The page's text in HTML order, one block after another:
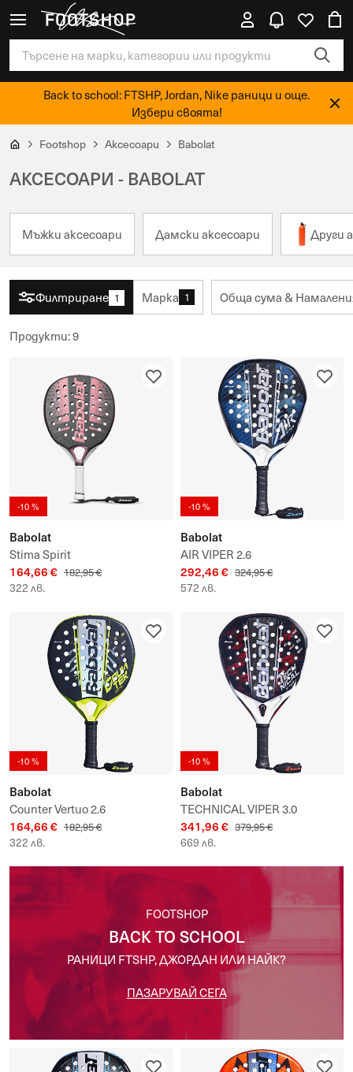
Back to school: FTSHP, Jordan, Nike раници и още.
Избери своята!
Footshop Аксесоари Babolat
АКСЕСОАРИ - BABOLAT
Мъжки аксесоари Дамски аксесоари Други
Филтриране 1 Марка 1 Обща сума &
Продукти:9
-10 %
Babolat
Stima Spirit
164,66 € 182,95 €
322 лв.
-10 %
Babolat
AIR VIPER 2.6
292,46 € 324,95 €
572 лв.
-10 %
Babolat
Counter Vertuo 2.6
164,66 € 182,95 €
322 лв.
-10 %
Babolat
TECHNICAL VIPER 3.0
341,96 € 379,95 €
669 лв.
FOOTSHOP
BACK TO SCHOOL
РАНИЦИ FTSHP, ДЖОРДАН ИЛИ НАЙК?
ПАЗАРУВАЙ СЕГА